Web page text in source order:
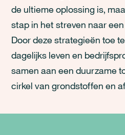
de ultieme oplossing is,
stap in het streven naar
Door deze strategieën toe
dagelijks leven en
samen aan een duurzame
cirkel van grondstoffen en